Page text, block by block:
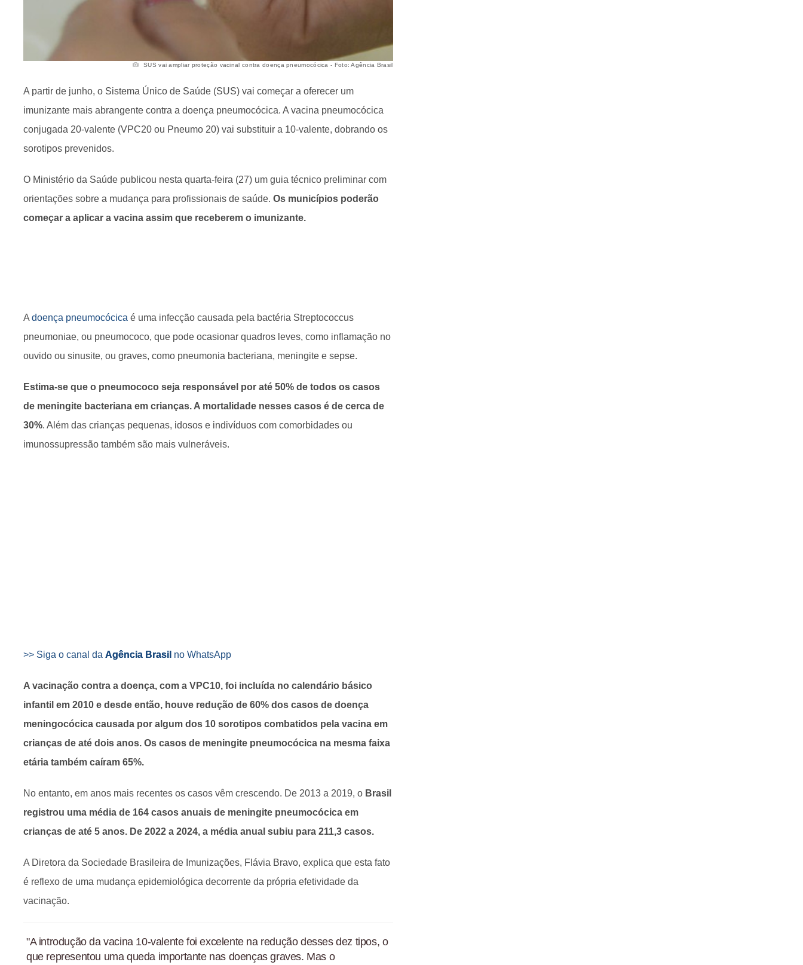
SUS vai ampliar proteção vacinal contra doença pneumocócica - Foto: Agência Brasil
A partir de junho, o Sistema Único de Saúde (SUS) vai começar a oferecer um
imunizante mais abrangente contra a doença pneumocócica. A vacina pneumocócica
conjugada 20-valente (VPC20 ou Pneumo 20) vai substituir a 10-valente, dobrando os
sorotipos prevenidos.
O Ministério da Saúde publicou nesta quarta-feira (27) um guia técnico preliminar com
orientações sobre a mudança para profissionais de saúde. Os municípios poderão
começar a aplicar a vacina assim que receberem o imunizante.
A doença pneumocócica é uma infecção causada pela bactéria Streptococcus
pneumoniae, ou pneumococo, que pode ocasionar quadros leves, como inflamação no
ouvido ou sinusite, ou graves, como pneumonia bacteriana, meningite e sepse.
Estima-se que o pneumococo seja responsável por até 50% de todos os casos
de meningite bacteriana em crianças. A mortalidade nesses casos é de cerca de
30%. Além das crianças pequenas, idosos e indivíduos com comorbidades ou
imunossupressão também são mais vulneráveis.
>> Siga o canal da Agência Brasil no WhatsApp
A vacinação contra a doença, com a VPC10, foi incluída no calendário básico
infantil em 2010 e desde então, houve redução de 60% dos casos de doença
meningocócica causada por algum dos 10 sorotipos combatidos pela vacina em
crianças de até dois anos. Os casos de meningite pneumocócica na mesma faixa
etária também caíram 65%.
No entanto, em anos mais recentes os casos vêm crescendo. De 2013 a 2019, o Brasil
registrou uma média de 164 casos anuais de meningite pneumocócica em
crianças de até 5 anos. De 2022 a 2024, a média anual subiu para 211,3 casos.
A Diretora da Sociedade Brasileira de Imunizações, Flávia Bravo, explica que esta fato
é reflexo de uma mudança epidemiológica decorrente da própria efetividade da
vacinação.
"A introdução da vacina 10-valente foi excelente na redução desses dez tipos, o
que representou uma queda importante nas doenças graves. Mas o